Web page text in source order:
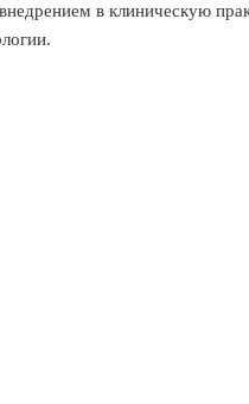
в клиническую